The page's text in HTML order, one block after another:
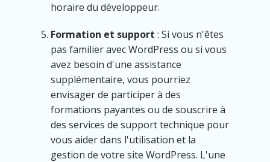
horaire du développeur.
Formation et support : Si vous n'êtes
pas familier avec WordPress ou si vous
avez besoin d'une assistance
supplémentaire, vous pourriez
envisager de participer à des
formations payantes ou de souscrire à
des services de support technique pour
vous aider dans l'utilisation et la
gestion de votre site WordPress. L'une